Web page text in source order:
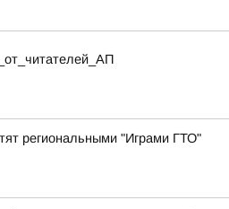
региональными "Играми ГТО"